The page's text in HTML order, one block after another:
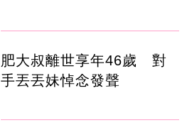
肥大叔離世享年46歲 對
手丟丟妹悼念發聲